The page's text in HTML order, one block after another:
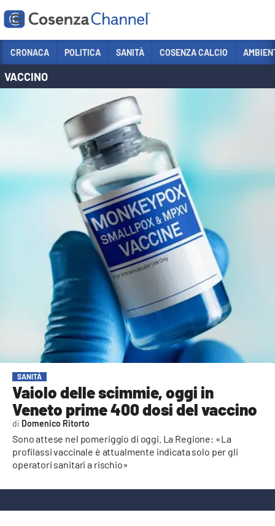
Sezioni
COSENZA CALCIO
ECONOMIA E LAVORO
ITALIA MONDO
CULTURA
AMBIENTE
Streaming
LAC TV
LAC NETWORK
LAC ONAIR
LaC
Network
LACPLAY.IT
LACTV.IT
CRONACA POLITICA SANITÀ COSENZA CALCIO
VACCINO
SANITÀ
Vaiolo delle scimmie, oggi in
Veneto prime 400 dosi del vaccino
Sono attese nel pomeriggio di oggi. La Regione: «La
profilassi vaccinale è attualmente indicata solo per gli
operatori sanitari a rischio»
Domenico Ritorto